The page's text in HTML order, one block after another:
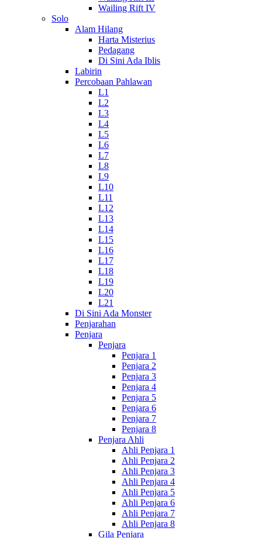
Wailing Rift IV
Solo
Alam Hilang
Harta Misterius
Pedagang
Di Sini Ada Iblis
Labirin
Percobaan Pahlawan
L1
L2
L3
L4
L5
L6
L7
L8
L9
L10
L11
L12
L13
L14
L15
L16
L17
L18
L19
L20
L21
Di Sini Ada Monster
Penjarahan
Penjara
Penjara
Penjara 1
Penjara 2
Penjara 3
Penjara 4
Penjara 5
Penjara 6
Penjara 7
Penjara 8
Penjara Ahli
Ahli Penjara 1
Ahli Penjara 2
Ahli Penjara 3
Ahli Penjara 4
Ahli Penjara 5
Ahli Penjara 6
Ahli Penjara 7
Ahli Penjara 8
Gila Penjara